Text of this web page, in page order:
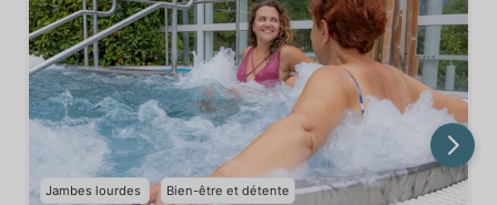
Jambes lourdes Bien-être et détente